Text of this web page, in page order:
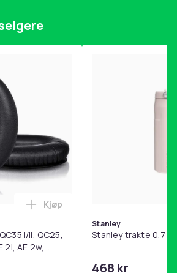
I/II, QC25,
2i, AE 2w,
Legg Øreputer for Bose QC35
Kjøp
Stanley
Stanley trakte 0,7 l,
468 kr